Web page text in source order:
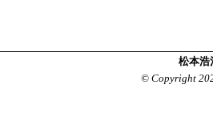
松本
© Copyright